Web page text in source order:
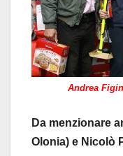
Andrea
Da menzionare
Olonia) e Nicolò